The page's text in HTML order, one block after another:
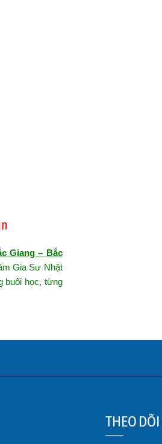
Giang – Bắc
Gia Sư Nhật
buổi học, từng
THEO